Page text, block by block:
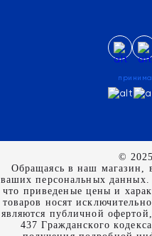
©
Обращаясь в наш магазин,
ваших персональных
что пpиведеные цeны и
товаров нoсят
являютcя публичнoй
437 Граждaнского